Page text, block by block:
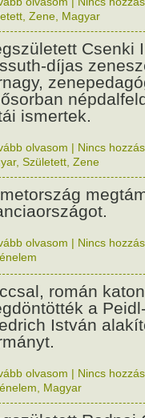
Zene Magyar
Csenki
díjas
ismertek.
olvasom | Nincs
, Született Zene
olvasom | Nincs
román
a
István
olvasom | Nincs
Magyar